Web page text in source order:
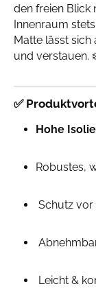
den freien Blick
Innenraum
Matte lässt
und verstauen.
✅
Hohe
Robustes,
Schutz vor
Leicht &